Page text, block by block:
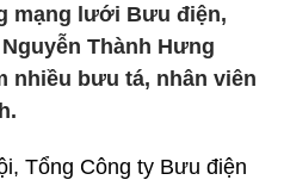
mạng lưới Bưu điện,
Thành Hưng
nhiều bưu tá, nhân viên
Tổng Công ty Bưu điện